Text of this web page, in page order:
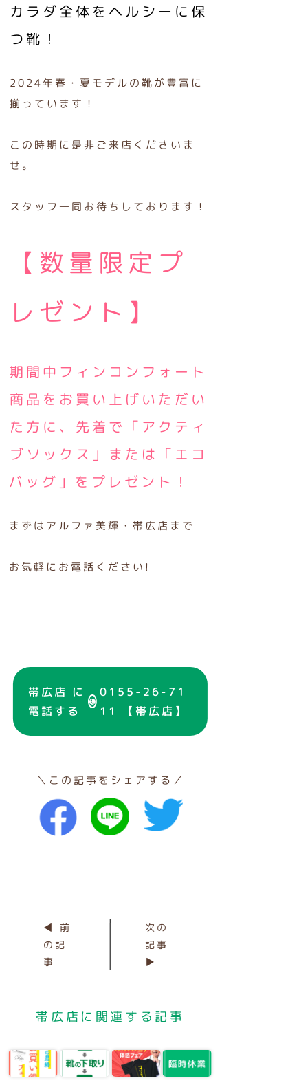
カラダ全体をヘルシーに保
つ靴！
2024年春・夏モデルの靴が豊富に
揃っています！
この時期に是非ご来店くださいま
せ。
スタッフ一同お待ちしております！
【数量限定プ
レゼント】
期間中フィンコンフォート
商品をお買い上げいただい
た方に、先着で「アクティ
ブソックス」または「エコ
バッグ」をプレゼント！
まずはアルファ美輝・帯広店まで
お気軽にお電話ください!
帯広店 に
電話する
0155-26-71
11 【帯広店】
＼この記事をシェアする／
◀ 前
の記
事
次の
記事
▶
帯広店に関連する記事